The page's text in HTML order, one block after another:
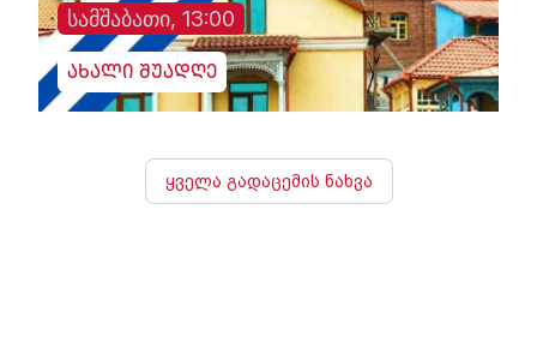
სამშაბათი, 13:00
ახალი შუადღე
ყველა გადაცემის ნახვა